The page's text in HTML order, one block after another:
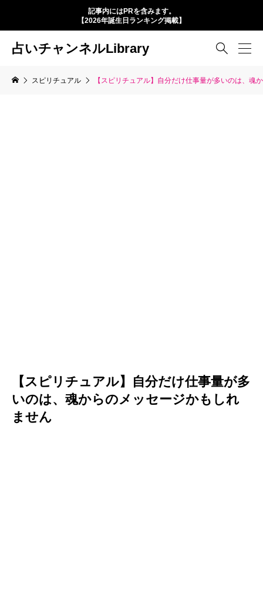
記事内にはPRを含みます。
【2026年誕生日ランキング掲載】
占いチャンネルLibrary 
スピリチュアル 【スピリチュアル】自分だけ仕事量が多いのは、魂
【スピリチュアル】自分だけ仕事量が多
いのは、魂からのメッセージかもしれ
ません